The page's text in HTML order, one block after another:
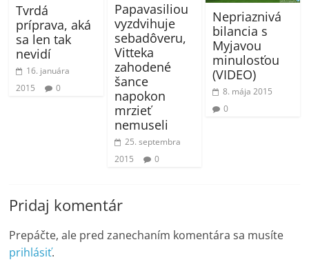
Tvrdá
príprava, aká
sa len tak
nevidí
16. januára
2015
0
Papavasiliou
vyzdvihuje
sebadôveru,
Vitteka
zahodené
šance
napokon
mrzieť
nemuseli
25. septembra
2015
0
Nepriaznivá
bilancia s
Myjavou
minulosťou
(VIDEO)
8. mája 2015
0
Pridaj komentár
Prepáčte, ale pred zanechaním komentára sa musíte
prihlásiť.